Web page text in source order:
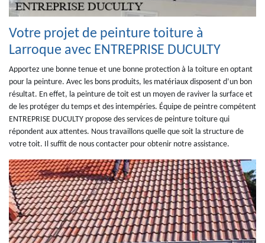
Votre projet de peinture toiture à
Larroque avec ENTREPRISE DUCULTY
Apportez une bonne tenue et une bonne protection à la toiture en optant
pour la peinture. Avec les bons produits, les matériaux disposent d’un bon
résultat. En effet, la peinture de toit est un moyen de raviver la surface et
de les protéger du temps et des intempéries. Équipe de peintre compétent
ENTREPRISE DUCULTY propose des services de peinture toiture qui
répondent aux attentes. Nous travaillons quelle que soit la structure de
votre toit. Il suffit de nous contacter pour obtenir notre assistance.